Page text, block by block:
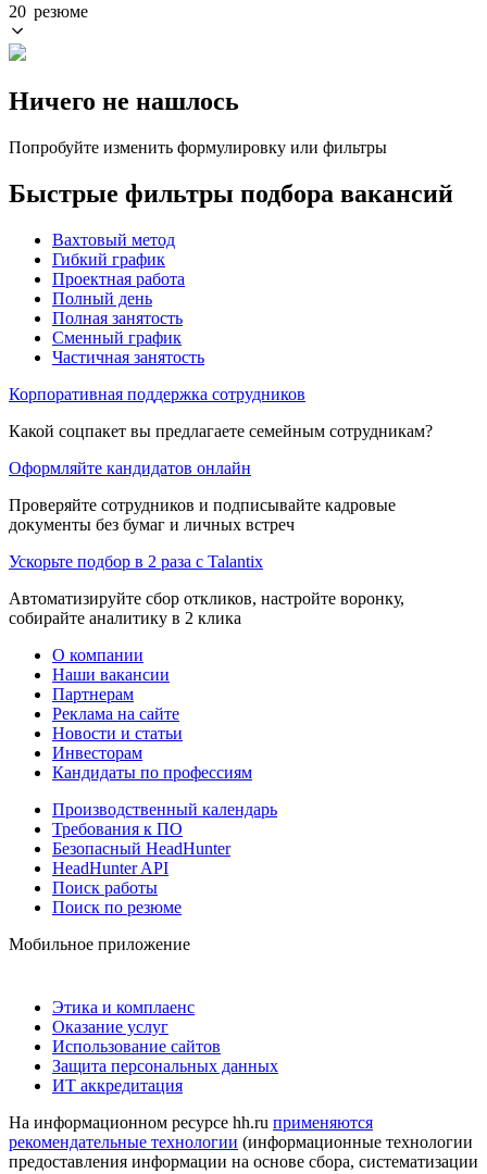
20 резюме
Ничего не нашлось
Попробуйте изменить формулировку или фильтры
Быстрые фильтры подбора вакансий
Вахтовый метод
Гибкий график
Проектная работа
Полный день
Полная занятость
Сменный график
Частичная занятость
Корпоративная поддержка сотрудников
Какой соцпакет вы предлагаете семейным сотрудникам?
Оформляйте кандидатов онлайн
Проверяйте сотрудников и подписывайте кадровые
документы без бумаг и личных встреч
Ускорьте подбор в 2 раза с Talantix
Автоматизируйте сбор откликов, настройте воронку,
собирайте аналитику в 2 клика
О компании
Наши вакансии
Партнерам
Реклама на сайте
Новости и статьи
Инвесторам
Кандидаты по профессиям
Производственный календарь
Требования к ПО
Безопасный HeadHunter
HeadHunter API
Поиск работы
Поиск по резюме
Мобильное приложение
Этика и комплаенс
Оказание услуг
Использование сайтов
Защита персональных данных
ИТ аккредитация
На информационном ресурсе hh.ru применяются
рекомендательные технологии (информационные технологии
предоставления информации на основе сбора, систематизации